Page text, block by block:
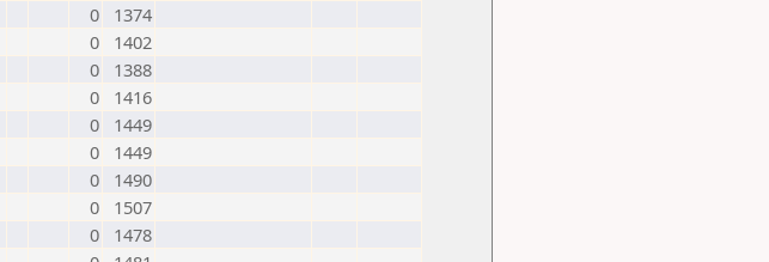
0
1374
0
1402
0
1388
0
1416
0
1449
0
1449
0
1490
0
1507
0
1478